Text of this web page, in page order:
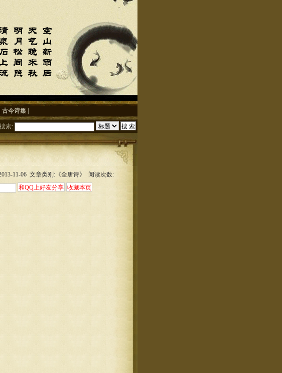
古今诗集
索:
11-06 文章类别:《全唐诗》 阅读次数: